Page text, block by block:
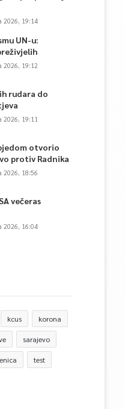
2026, 19:14
UN-u:
2026, 19:12
rudara do
2026, 19:11
otvorio
protiv Radnika
2026, 18:56
večeras
2026, 16:04
kcus korona
sarajevo
test